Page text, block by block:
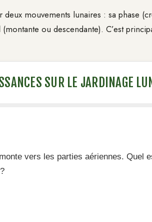
mouvements lunaires : sa phase
ou descendante). C’est
SUR LE JARDINAGE
vers les parties aériennes. Quel